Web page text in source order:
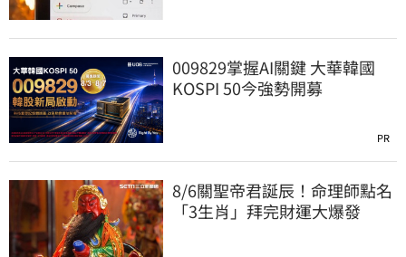
009829掌握AI關鍵 大華韓國
KOSPI 50今強勢開募
PR
8/6關聖帝君誕辰！命理師點名
「3生肖」拜完財運大爆發